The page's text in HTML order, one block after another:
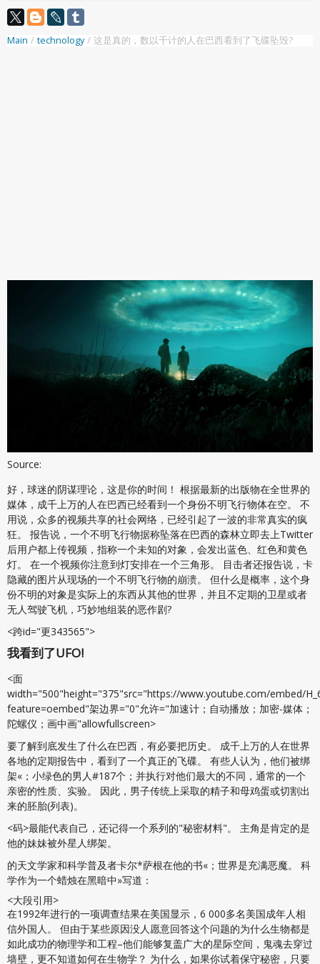
Main / technology / 这是真的，数以千计的人在巴西看到了飞碟坠毁?
Source:
好，球迷的阴谋理论，这是你的时间！ 根据最新的出版物在全世界的
媒体，成千上万的人在巴西已经看到一个身份不明飞行物体在空。 不
用说，众多的视频共享的社会网络，已经引起了一波的非常真实的疯
狂。 报告说，一个不明飞行物据称坠落在巴西的森林立即去上Twitter
后用户都上传视频，指称一个未知的对象，会发出蓝色、红色和黄色
灯。 在一个视频你注意到灯安排在一个三角形。 目击者还报告说，卡
隐藏的图片从现场的一个不明飞行物的崩溃。 但什么是概率，这个身
份不明的对象是实际上的东西从其他的世界，并且不定期的卫星或者
无人驾驶飞机，巧妙地组装的恶作剧?
<跨id="更343565">
我看到了UFO!
<面
width="500"height="375"src="https://www.youtube.com/embed/
feature=oembed"架边界="0"允许="加速计；自动播放；加密-媒体；
陀螺仪；画中画"allowfullscreen>
要了解到底发生了什么在巴西，有必要把历史。 成千上万的人在世界
各地的定期报告中，看到了一个真正的飞碟。 有些人认为，他们被绑
架«；小绿色的男人#187个；并执行对他们最大的不同，通常的一个
亲密的性质、实验。 因此，男子传统上采取的精子和母鸡蛋或切割出
来的胚胎(列表)。
<码>最能代表自己，还记得一个系列的"秘密材料"。 主角是肯定的是
他的妹妹被外星人绑架。
的天文学家和科学普及者卡尔*萨根在他的书«；世界是充满恶魔。 科
学作为一个蜡烛在黑暗中»写道：
<大段引用>
在1992年进行的一项调查结果在美国显示，6 000多名美国成年人相
信外国人。 但由于某些原因没人愿意回答这个问题的为什么生物都是
如此成功的物理学和工程–他们能够复盖广大的星际空间，鬼魂去穿过
墙壁，更不知道如何在生物学？ 为什么，如果你试着保守秘密，只要